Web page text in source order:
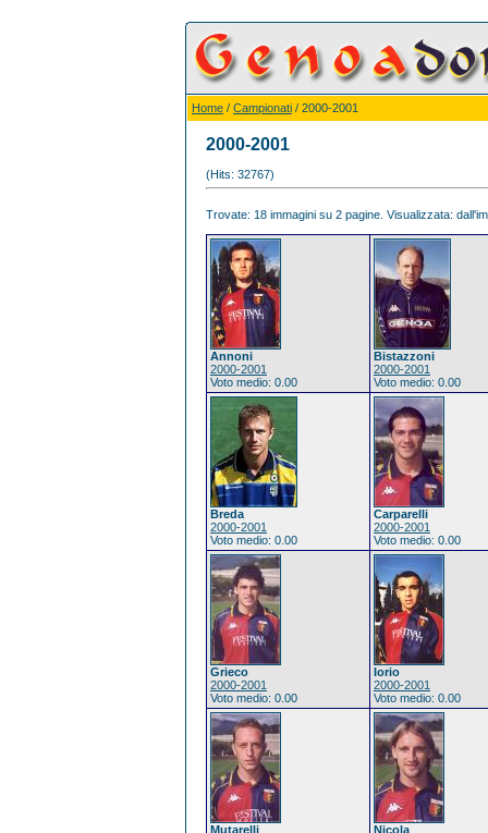
Home / Campionati / 2000-2001
2000-2001
(Hits: 32767)
Trovate: 18 immagini su 2 pagine. Visualizzata:
Annoni
2000-2001
Voto medio: 0.00
Bistazzoni
2000-2001
Voto medio: 0.00
Breda
2000-2001
Voto medio: 0.00
Carparelli
2000-2001
Voto medio: 0.00
Grieco
2000-2001
Voto medio: 0.00
Iorio
2000-2001
Voto medio: 0.00
Mutarelli
Nicola